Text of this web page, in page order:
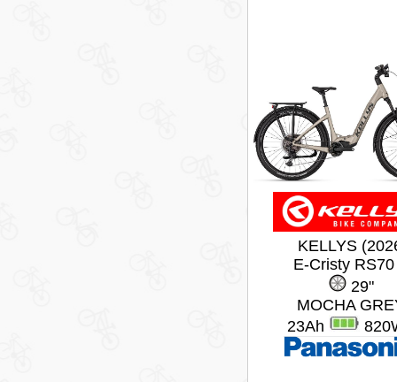
KELLYS
E-Cristy
29"
MOCHA
23Ah